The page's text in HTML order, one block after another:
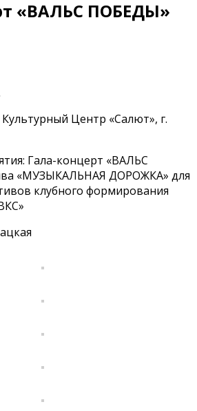
«ВАЛЬС ПОБЕДЫ»
Центр «Салют», г.
Гала-концерт «ВАЛЬС
«МУЗЫКАЛЬНАЯ ДОРОЖКА» для
клубного формирования